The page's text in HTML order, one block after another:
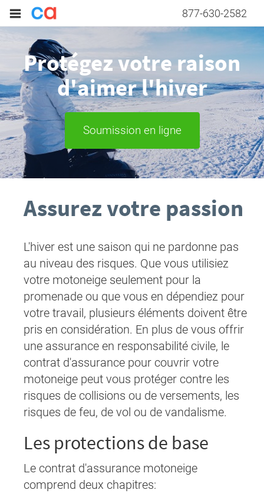
877-630-2582
Protégez votre raison
d'aimer l'hiver
Soumission en ligne
Assurez votre passion
L'hiver est une saison qui ne pardonne pas
au niveau des risques. Que vous utilisiez
votre motoneige seulement pour la
promenade ou que vous en dépendiez pour
votre travail, plusieurs éléments doivent être
pris en considération. En plus de vous offrir
une assurance en responsabilité civile, le
contrat d'assurance pour couvrir votre
motoneige peut vous protéger contre les
risques de collisions ou de versements, les
risques de feu, de vol ou de vandalisme.
Les protections de base
Le contrat d'assurance motoneige
comprend deux chapitres: